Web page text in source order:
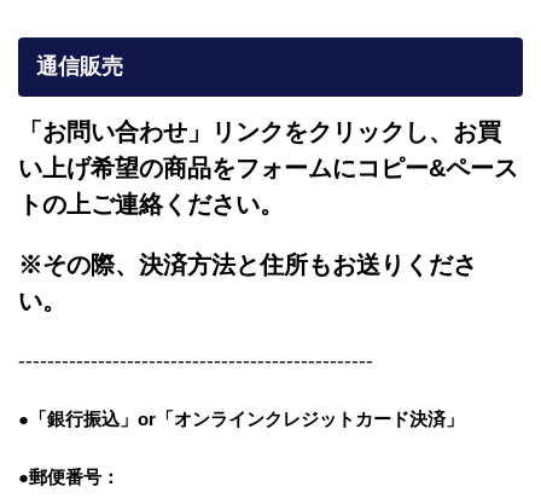
通信販売
「お問い合わせ」リンクをクリックし、 お買
い上げ希望の商品をフォームにコピー&ペース
トの上ご連絡ください。
※その際、決済方法と住所もお送りくださ
い。
-------------------------------------------------
●「銀行振込」or「オンラインクレジットカード決済」
●郵便番号：